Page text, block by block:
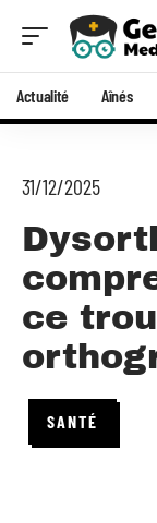
Actualité Aînés
31/12/2025
ce
SANTÉ